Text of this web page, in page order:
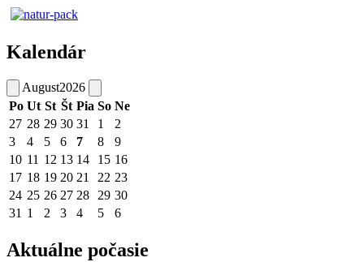
Kalendár
August2026
Po Ut St Št Pia So Ne
27 28 29 30 31 1
2
3
4 5 6 7 8
9
10 11 12 13 14 15 16
17 18 19 20 21 22 23
24 25 26 27 28 29 30
31 1 2 3 4 5 6
Aktuálne počasie